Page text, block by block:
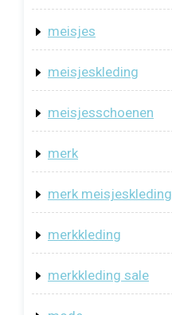
meisjes
meisjeskleding
meisjesschoenen
merk
merk meisjeskleding
merkkleding
merkkleding sale